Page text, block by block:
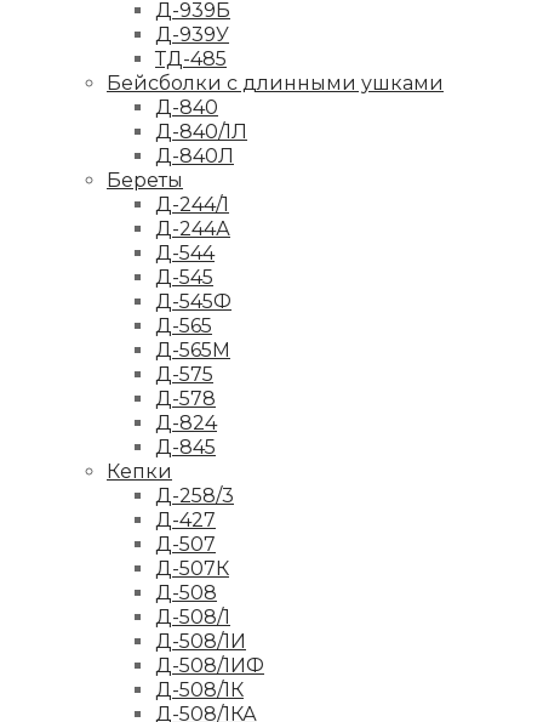
Д-939Б
Д-939У
ТД-485
Бейсболки с длинными ушками
Д-840
Д-840/1Л
Д-840Л
Береты
Д-244/1
Д-244А
Д-544
Д-545
Д-545Ф
Д-565
Д-565М
Д-575
Д-578
Д-824
Д-845
Кепки
Д-258/3
Д-427
Д-507
Д-507К
Д-508
Д-508/1
Д-508/1И
Д-508/1ИФ
Д-508/1К
Д-508/1КА